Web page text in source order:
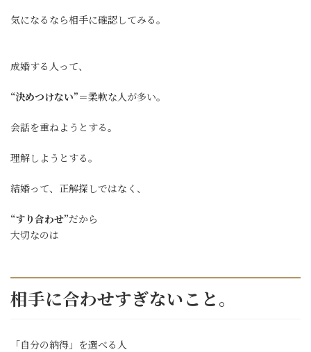
気になるなら相手に確認してみる。
成婚する人って、
“決めつけない”＝柔軟な人が多い。
会話を重ねようとする。
理解しようとする。
結婚って、正解探しではなく、
“すり合わせ”だから
大切なのは
相手に合わせすぎないこと。
「自分の納得」を選べる人